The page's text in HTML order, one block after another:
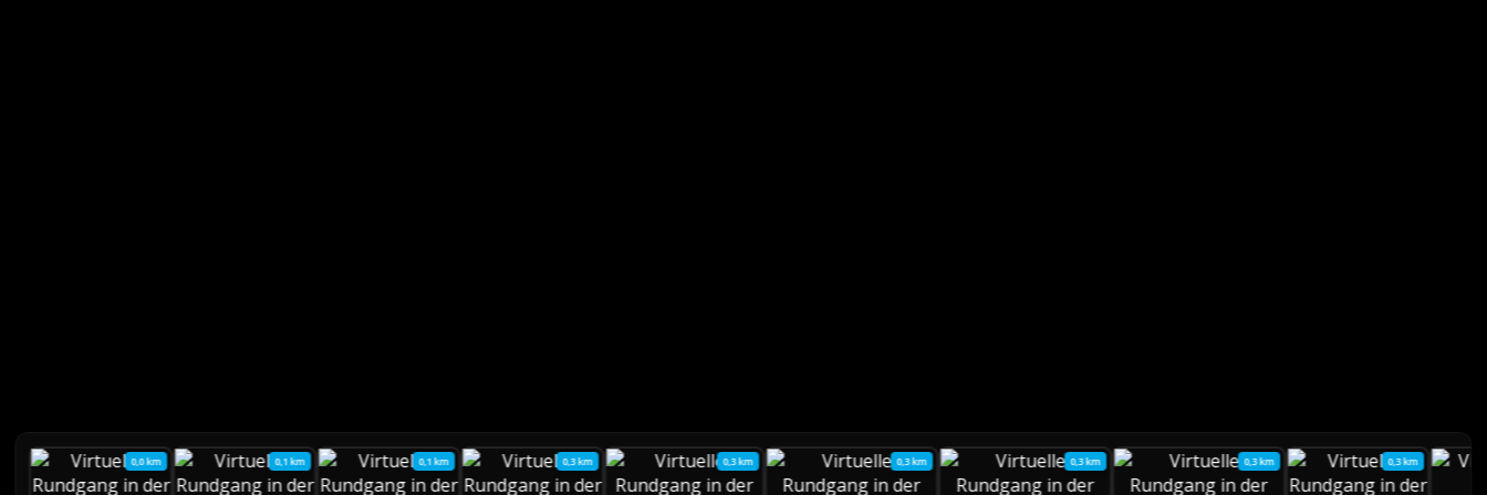
0,0 km 0,1 km 0,1 km 0,3 km 0,3 km 0,3 km 0,3 km 0,3 km 0,3 km